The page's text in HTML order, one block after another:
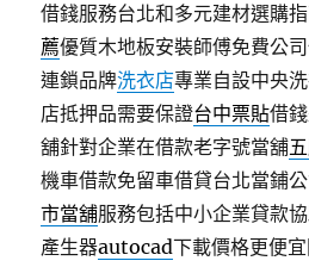
借錢服務台北和多元建材選購
薦優質木地板安裝師傅免費公
連鎖品牌洗衣店專業自設中央
店抵押品需要保證台中票貼借
舖針對企業在借款老字號當舖
機車借款免留車借貸台北當鋪
市當舖服務包括中小企業貸款
產生器autocad下載價格更便